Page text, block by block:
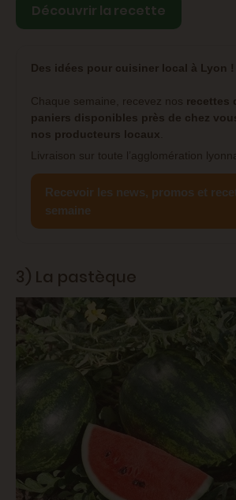
Découvrir la recette
Des idées pour cuisiner local à Lyon !
Chaque semaine, recevez nos recettes
paniers disponibles près de chez
nos producteurs locaux
Livraison sur toute l’agglomération
Recevoir les news, promos et
semaine
3) La pastèque